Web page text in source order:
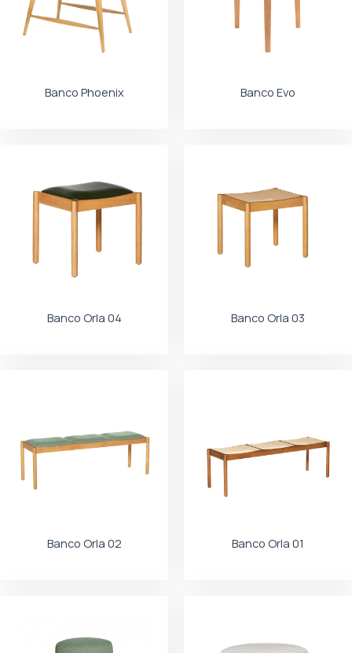
Banco Phoenix Banco Evo
Banco Orla 04 Banco Orla 03
Banco Orla 02 Banco Orla 01